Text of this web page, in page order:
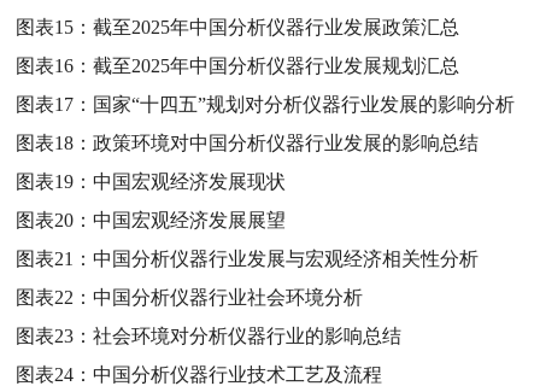
图表15：截至2025年中国分析仪器行业发展政策汇总
图表16：截至2025年中国分析仪器行业发展规划汇总
图表17： 国家“十四五”规划对分析仪器行业发展的影响分析
图表18：政策环境对中国分析仪器行业发展的影响总结
图表19：中国宏观经济发展现状
图表20：中国宏观经济发展展望
图表21：中国分析仪器行业发展与宏观经济相关性分析
图表22：中国分析仪器行业社会环境分析
图表23：社会环境对分析仪器行业的影响总结
图表24：中国分析仪器行业技术工艺及流程